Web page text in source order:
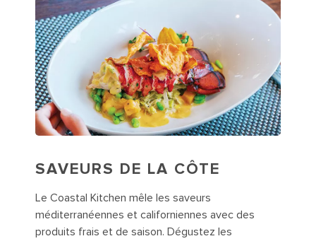
SAVEURS DE LA CÔTE
Le Coastal Kitchen mêle les saveurs
méditerranéennes et californiennes avec des
produits frais et de saison. Dégustez les